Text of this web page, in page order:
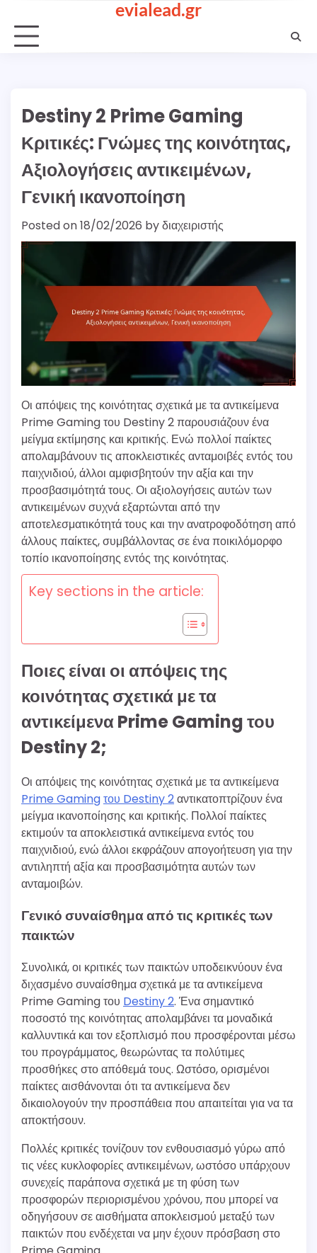
content
evialead.gr
Destiny 2 Prime Gaming
Κριτικές: Γνώμες της κοινότητας,
Αξιολογήσεις αντικειμένων,
Γενική ικανοποίηση
Posted on18/02/2026 byδιαχειριστής
Οι απόψεις της κοινότητας σχετικά με τα αντικείμενα
Prime Gaming του Destiny 2 παρουσιάζουν ένα
μείγμα εκτίμησης και κριτικής. Ενώ πολλοί παίκτες
απολαμβάνουν τις αποκλειστικές ανταμοιβές εντός του
παιχνιδιού, άλλοι αμφισβητούν την αξία και την
προσβασιμότητά τους. Οι αξιολογήσεις αυτών των
αντικειμένων συχνά εξαρτώνται από την
αποτελεσματικότητά τους και την ανατροφοδότηση από
άλλους παίκτες, συμβάλλοντας σε ένα ποικιλόμορφο
τοπίο ικανοποίησης εντός της κοινότητας.
Key sections in the article:
Ποιες είναι οι απόψεις της
κοινότητας σχετικά με τα
αντικείμενα Prime Gaming του
Destiny 2;
Οι απόψεις της κοινότητας σχετικά με τα αντικείμενα
Prime Gamingτου Destiny 2αντικατοπτρίζουν ένα
μείγμα ικανοποίησης και κριτικής. Πολλοί παίκτες
εκτιμούν τα αποκλειστικά αντικείμενα εντός του
παιχνιδιού, ενώ άλλοι εκφράζουν απογοήτευση για την
αντιληπτή αξία και προσβασιμότητα αυτών των
ανταμοιβών.
Γενικό συναίσθημα από τις κριτικές των
παικτών
Συνολικά, οι κριτικές των παικτών υποδεικνύουν ένα
διχασμένο συναίσθημα σχετικά με τα αντικείμενα
Prime Gaming του Destiny 2. Ένα σημαντικό
ποσοστό της κοινότητας απολαμβάνει τα μοναδικά
καλλυντικά και τον εξοπλισμό που προσφέρονται μέσω
του προγράμματος, θεωρώντας τα πολύτιμες
προσθήκες στο απόθεμά τους. Ωστόσο, ορισμένοι
παίκτες αισθάνονται ότι τα αντικείμενα δεν
δικαιολογούν την προσπάθεια που απαιτείται για να τα
αποκτήσουν.
Πολλές κριτικές τονίζουν τον ενθουσιασμό γύρω από
τις νέες κυκλοφορίες αντικειμένων, ωστόσο υπάρχουν
συνεχείς παράπονα σχετικά με τη φύση των
προσφορών περιορισμένου χρόνου, που μπορεί να
οδηγήσουν σε αισθήματα αποκλεισμού μεταξύ των
παικτών που ενδέχεται να μην έχουν πρόσβαση στο